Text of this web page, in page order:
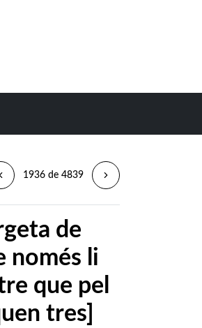
1936 de 4839
de
només li
que pel
tres]